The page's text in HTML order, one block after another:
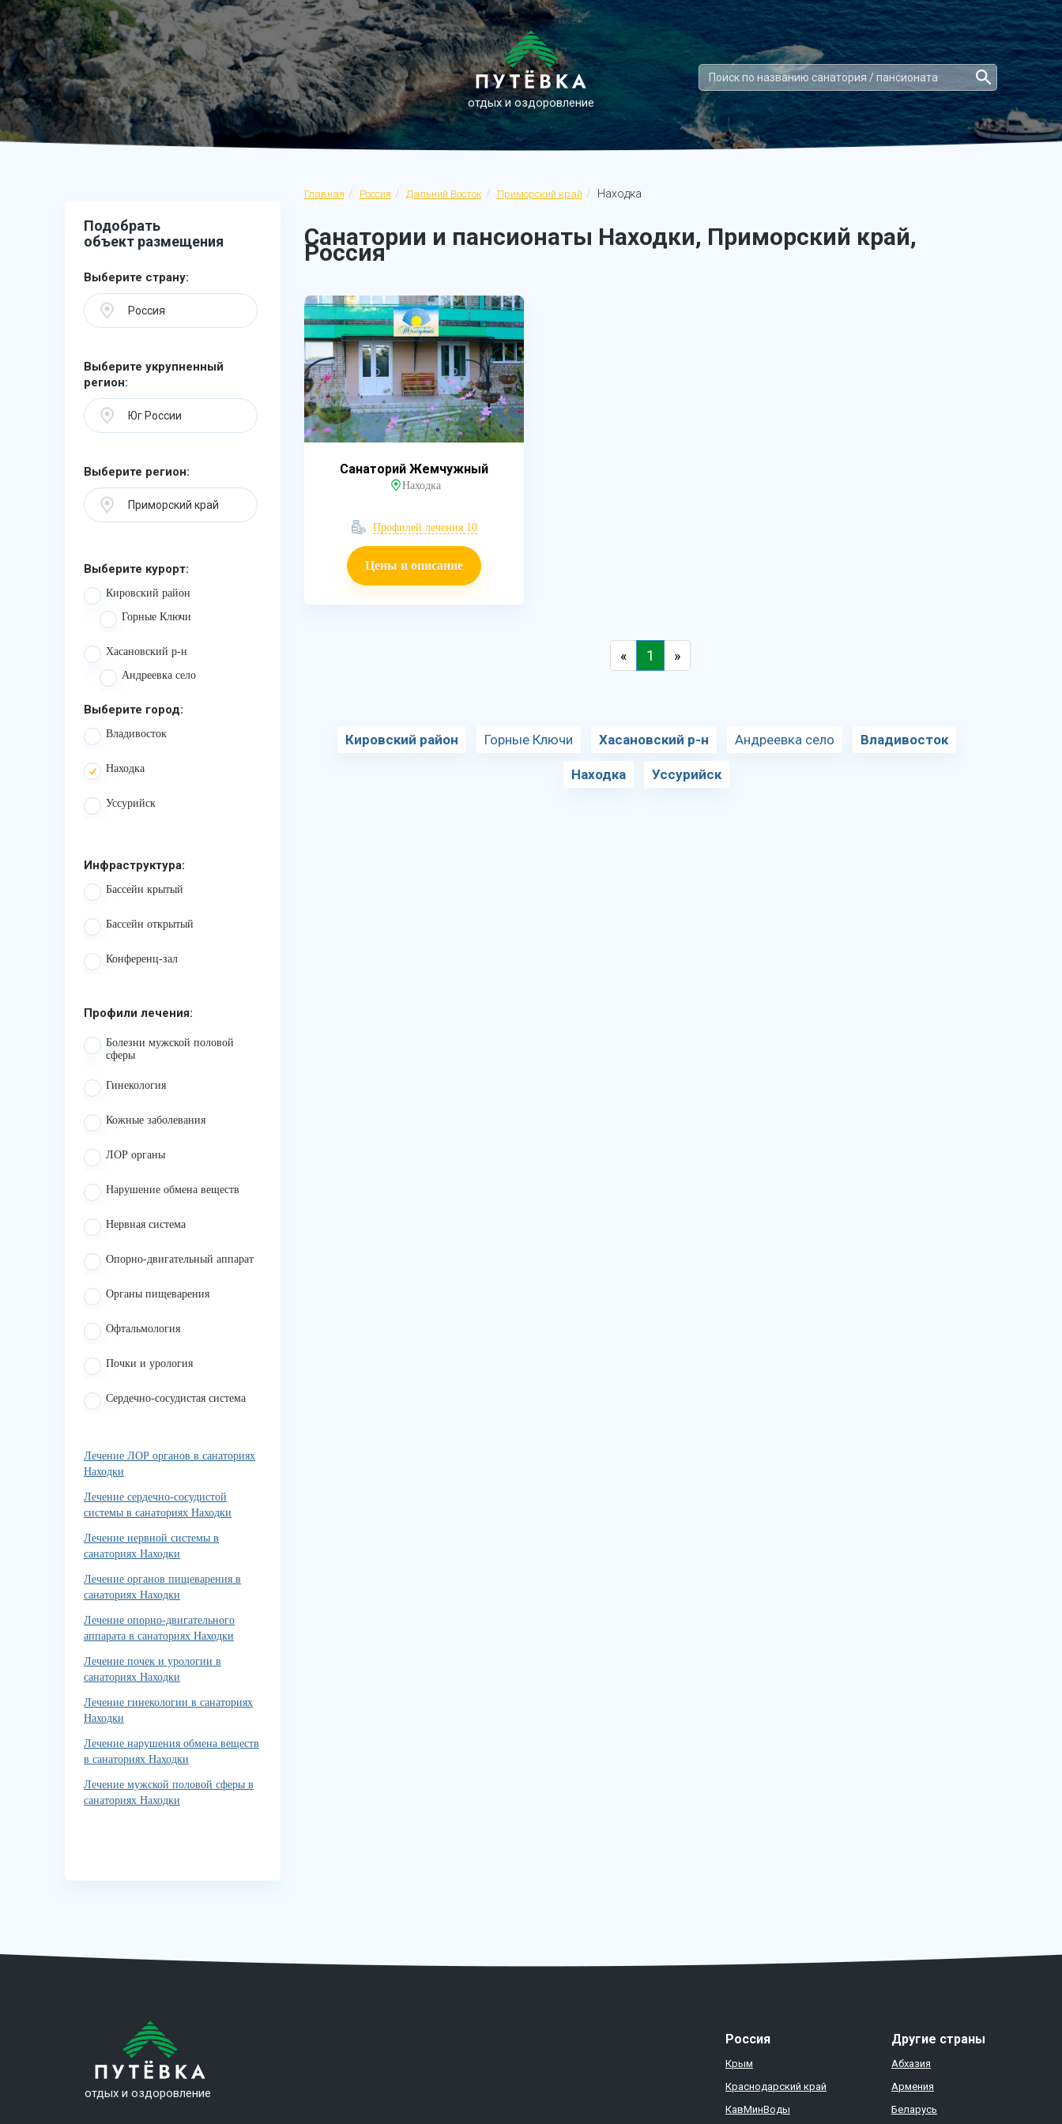
отдых и оздоровление
Главная Россия Дальний Восток Приморский край Находка
Санатории и пансионаты Находки, Приморский край,
Россия
Подобрать
объект размещения
Выберите страну:
Россия
Выберите укрупненный
регион:
Юг России
Выберите регион:
Приморский край
Выберите курорт:
Кировский район
Горные Ключи
Хасановский р-н
Андреевка село
Выберите город:
Владивосток
Находка
Уссурийск
Инфраструктура:
Бассейн крытый
Бассейн открытый
Конференц-зал
Профили лечения:
Болезни мужской половой
сферы
Гинекология
Кожные заболевания
ЛОР органы
Нарушение обмена веществ
Нервная система
Опорно-двигательный аппарат
Органы пищеварения
Офтальмология
Почки и урология
Сердечно-сосудистая система
Лечение ЛОР органов в санаториях
Находки
Лечение сердечно-сосудистой
системы в санаториях Находки
Лечение нервной системы в
санаториях Находки
Лечение органов пищеварения в
санаториях Находки
Лечение опорно-двигательного
аппарата в санаториях Находки
Лечение почек и урологии в
санаториях Находки
Лечение гинекологии в санаториях
Находки
Лечение нарушения обмена веществ
в санаториях Находки
Лечение мужской половой сферы в
санаториях Находки
Санаторий Жемчужный
Находка
Профилей лечения 10
Цены и описание
« 1 »
Кировский район Горные Ключи Хасановский р-н Андреевка село Владивосток
Находка Уссурийск
отдых и оздоровление
Россия
Крым
Краснодарский край
КавМинВоды
Другие страны
Абхазия
Армения
Беларусь